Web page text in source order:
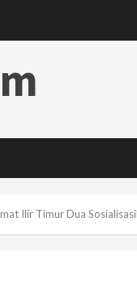
Ilir Timur Dua